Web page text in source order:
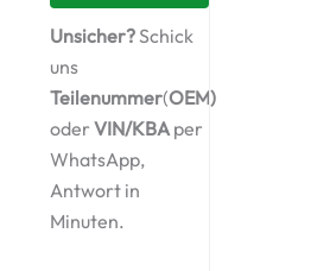
Unsicher?Schick
uns
Teilenummer(OEM)
oderVIN/KBA per
WhatsApp,
Antwort in
Minuten.